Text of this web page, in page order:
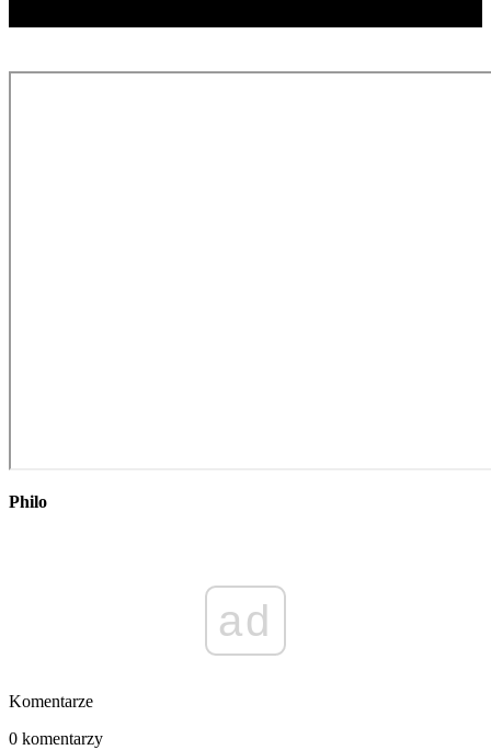
Philo
ad
Komentarze
0 komentarzy